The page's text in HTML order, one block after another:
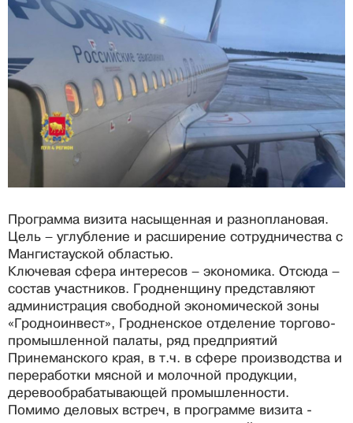
Программа визита насыщенная и разноплановая.
Цель – углубление и расширение сотрудничества с
Мангистауской областью.
Ключевая сфера интересов – экономика. Отсюда –
состав участников. Гродненщину представляют
администрация свободной экономической зоны
«Гродноинвест», Гродненское отделение торгово-
промышленной палаты, ряд предприятий
Принеманского края, в т.ч. в сфере производства и
переработки мясной и молочной продукции,
деревообрабатывающей промышленности.
Помимо деловых встреч, в программе визита -